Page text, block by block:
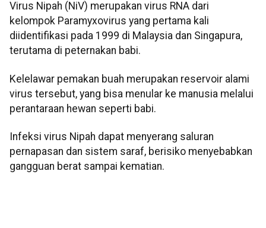
Virus Nipah (NiV) merupakan virus RNA dari
kelompok Paramyxovirus yang pertama kali
diidentifikasi pada 1999 di Malaysia dan Singapura,
terutama di peternakan babi.
Kelelawar pemakan buah merupakan reservoir alami
virus tersebut, yang bisa menular ke manusia melalui
perantaraan hewan seperti babi.
Infeksi virus Nipah dapat menyerang saluran
pernapasan dan sistem saraf, berisiko menyebabkan
gangguan berat sampai kematian.